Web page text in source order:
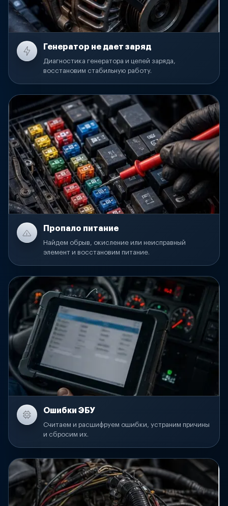
Генератор не дает заряд
Диагностика генератора и цепей заряда,
восстановим стабильную работу.
Пропало питание
Найдем обрыв, окисление или неисправный
элемент и восстановим питание.
Ошибки ЭБУ
Считаем и расшифруем ошибки, устраним причины
и сбросим их.